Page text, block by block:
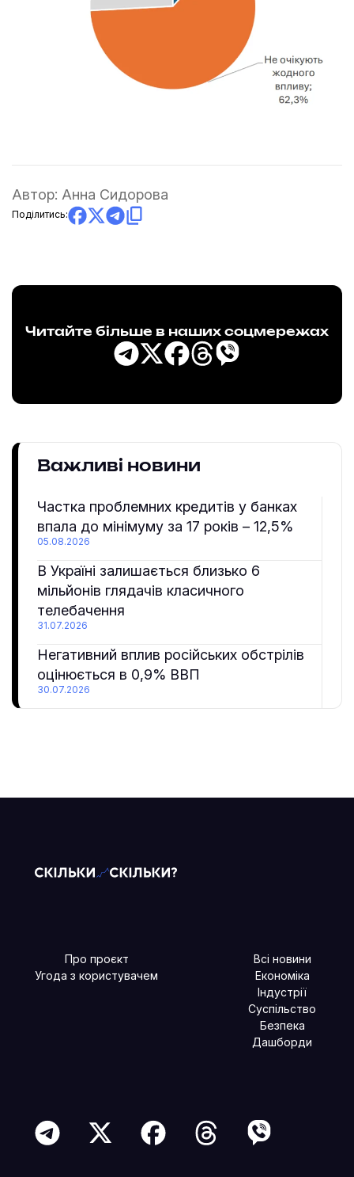
Автор: Анна Сидорова
Поділитись:
Читайте більше в наших соцмережах
Важливі новини
Частка проблемних кредитів у банках
впала до мінімуму за 17 років – 12,5%
05.08.2026
В Україні залишається близько 6
мільйонів глядачів класичного
телебачення
31.07.2026
Негативний вплив російських обстрілів
оцінюється в 0,9% ВВП
30.07.2026
Про проєкт
Угода з користувачем
Всі новини
Економіка
Індустрії
Суспільство
Безпека
Дашборди
Читайте більше в наших соцмережах